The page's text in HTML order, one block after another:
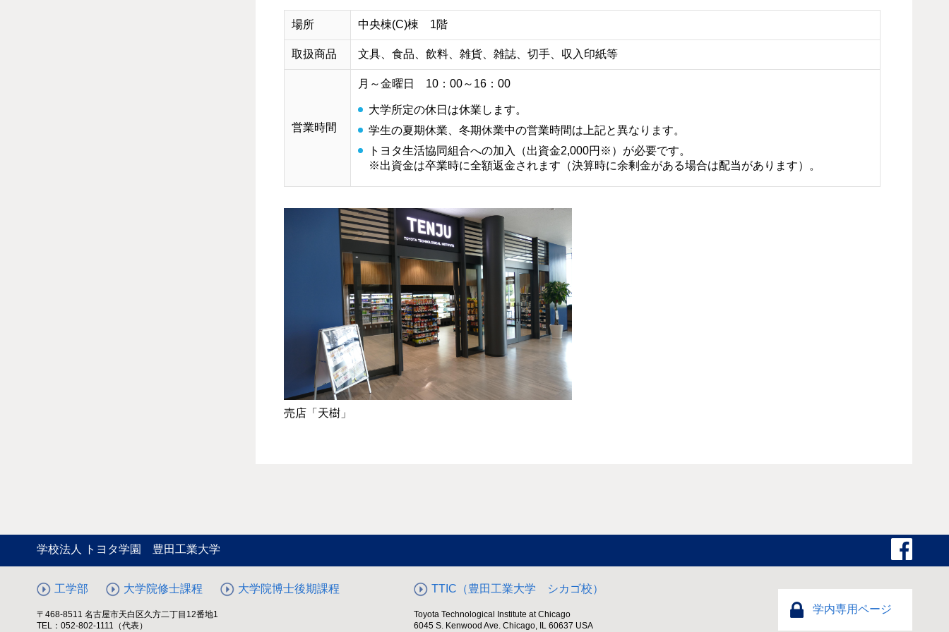
場所 中央棟(C)棟 1階
取扱商品 文具、食品、飲料、雑貨、雑誌、切手、収入印紙等
営業時間
月～金曜日 10：00～16：00
大学所定の休日は休業します。
学生の夏期休業、冬期休業中の営業時間は上記と異なります。
トヨタ生活協同組合への加入（出資金2,000円※）が必要です。
※出資金は卒業時に全額返金されます（決算時に余剰金がある場合は配当があります）。
売店「天樹」
学校法人 トヨタ学園 豊田工業大学
工学部 大学院修士課程 大学院博士後期課程
〒468-8511 名古屋市天白区久方二丁目12番地1
TEL：052-802-1111（代表）
TTIC（豊田工業大学 シカゴ校）
Toyota Technological Institute at Chicago
6045 S. Kenwood Ave. Chicago, IL 60637 USA
学内専用ページ